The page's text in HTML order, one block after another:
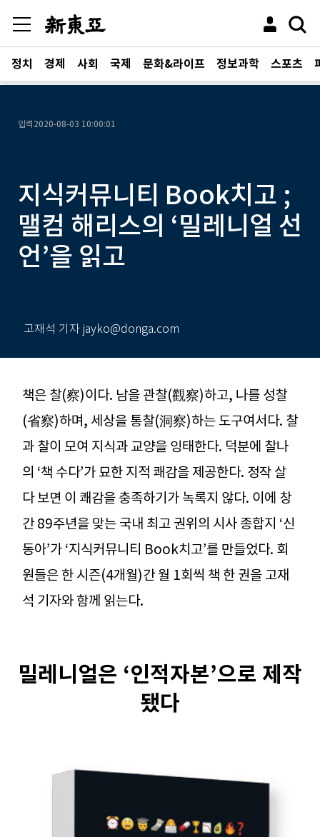
정치 경제 사회 국제 문화&라이프 정보과학 스포츠
입력 2020-08-03 10:00:01
지식커뮤니티 Book치고 ;
맬컴 해리스의 ‘밀레니얼 선
언’을 읽고
고재석 기자 jayko@donga.com
책은 찰(察)이다. 남을 관찰(觀察)하고, 나를 성찰
(省察)하며, 세상을 통찰(洞察)하는 도구여서다. 찰
과 찰이 모여 지식과 교양을 잉태한다. 덕분에 찰나
의 ‘책 수다’가 묘한 지적 쾌감을 제공한다. 정작 살
다 보면 이 쾌감을 충족하기가 녹록지 않다. 이에 창
간 89주년을 맞는 국내 최고 권위의 시사 종합지 ‘신
동아’가 ‘지식커뮤니티 Book치고’를 만들었다. 회
원들은 한 시즌(4개월)간 월 1회씩 책 한 권을 고재
석 기자와 함께 읽는다.
밀레니얼은 ‘인적자본’으로 제작
됐다